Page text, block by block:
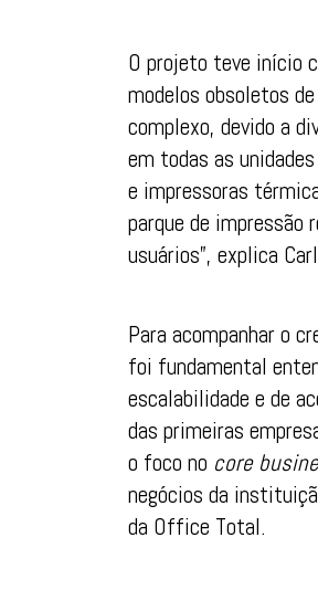
O projeto teve início
modelos obsoletos
complexo, devido a
em todas as
e impressoras
parque de
usuários”, explica
Para acompanhar o
foi fundamental
escalabilidade e de
das primeiras
o foco no core
negócios da
da Office Total.